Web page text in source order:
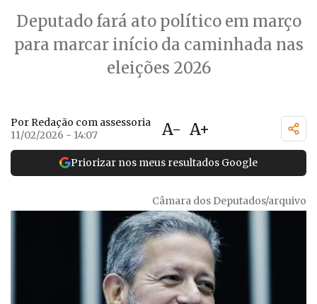
Deputado fará ato político em março
para marcar início da caminhada nas
eleições 2026
Por Redação com assessoria
11/02/2026 - 14:07
A- A+
Priorizar nos meus resultados Google
Câmara dos Deputados/arquivo